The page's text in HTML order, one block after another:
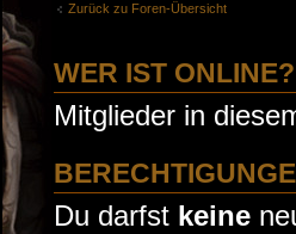
Zurück zu Foren-Übersicht
WER IST ONLINE?
Mitglieder in
Du darfst keine